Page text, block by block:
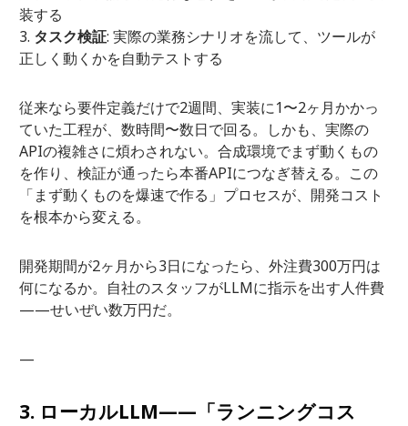
装する
タスク検証: 実際の業務シナリオを流して、ツールが
正しく動くかを自動テストする
従来なら要件定義だけで2週間、実装に1〜2ヶ月かかっ
ていた工程が、数時間〜数日で回る。しかも、実際の
APIの複雑さに煩わされない。合成環境でまず動くもの
を作り、検証が通ったら本番APIにつなぎ替える。この
「まず動くものを爆速で作る」プロセスが、開発コスト
を根本から変える。
開発期間が2ヶ月から3日になったら、外注費300万円は
何になるか。自社のスタッフがLLMに指示を出す人件費
——せいぜい数万円だ。
—
3. ローカルLLM——「ランニングコス